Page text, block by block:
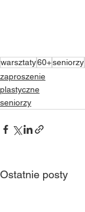
warsztaty60+seniorzy
zaproszenie
plastyczne
seniorzy
Ostatnie posty